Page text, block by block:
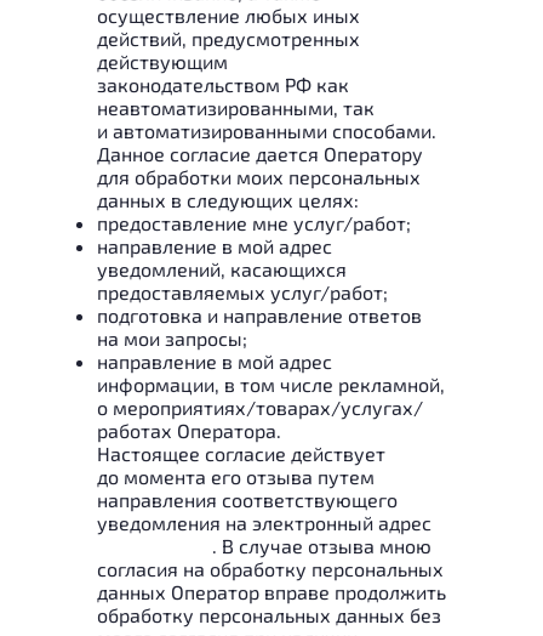
осуществление любых иных
действий, предусмотренных
действующим
законодательством РФ как
неавтоматизированными, так
и автоматизированными способами.
Данное согласие дается Оператору
для обработки моих персональных
данных в следующих целях:
предоставление мне услуг/работ;
направление в мой адрес
уведомлений, касающихся
предоставляемых услуг/работ;
подготовка и направление ответов
на мои запросы;
направление в мой адрес
информации, в том числе рекламной,
о мероприятиях/товарах/услугах/
работах Оператора.
Настоящее согласие действует
до момента его отзыва путем
направления соответствующего
уведомления на электронный адрес
. В случае отзыва мною
согласия на обработку персональных
данных Оператор вправе продолжить
обработку персональных данных без